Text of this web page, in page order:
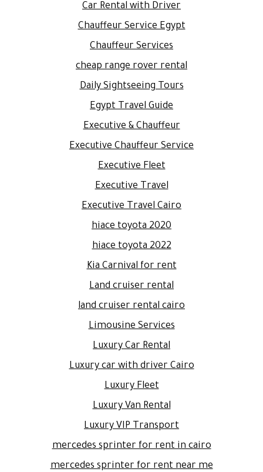
Car Rental with Driver
Chauffeur Service Egypt
Chauffeur Services
cheap range rover rental
Daily Sightseeing Tours
Egypt Travel Guide
Executive & Chauffeur
Executive Chauffeur Service
Executive Fleet
Executive Travel
Executive Travel Cairo
hiace toyota 2020
hiace toyota 2022
Kia Carnival for rent
Land cruiser rental
land cruiser rental cairo
Limousine Services
Luxury Car Rental
Luxury car with driver Cairo
Luxury Fleet
Luxury Van Rental
Luxury VIP Transport
mercedes sprinter for rent in cairo
mercedes sprinter for rent near me